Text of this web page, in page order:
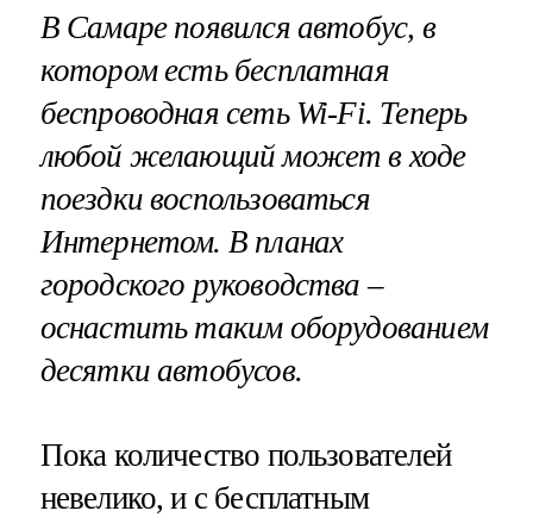
В Самаре появился автобус, в
котором есть бесплатная
беспроводная сеть Wi-Fi. Теперь
любой желающий может в ходе
поездки воспользоваться
Интернетом. В планах
городского руководства –
оснастить таким оборудованием
десятки автобусов.
Пока количество пользователей
невелико, и с бесплатным